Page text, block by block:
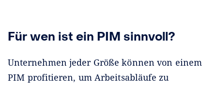
Für wen ist ein PIM sinnvoll?
Unternehmen jeder Größe können von einem
PIM profitieren, um Arbeitsabläufe zu